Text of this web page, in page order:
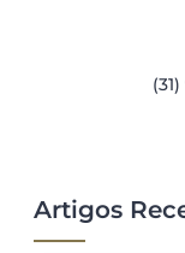
Artigos